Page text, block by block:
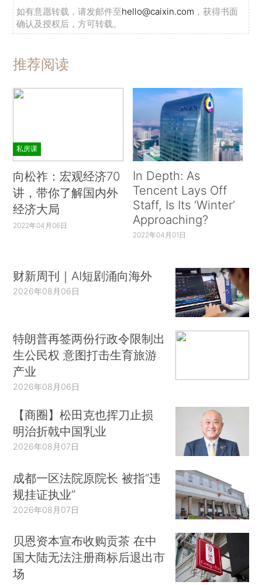
如有意愿转载，请发邮件至hello@caixin.com ，获得书面
确认及授权后，方可转载。
推荐阅读
私房课
向松祚：宏观经济70
讲，带你了解国内外
经济大局
2022年04月06日
In Depth: As
Tencent Lays Off
Staff, Is Its ‘Winter’
Approaching?
2022年04月01日
财新周刊｜AI短剧涌向海外
2026年08月06日
特朗普再签两份行政令限制出
生公民权 意图打击生育旅游
产业
2026年08月06日
【商圈】松田克也挥刀止损
明治折戟中国乳业
2026年08月07日
成都一区法院原院长 被指“违
规挂证执业”
2026年08月07日
贝恩资本宣布收购贡茶 在中
国大陆无法注册商标后退出市
场